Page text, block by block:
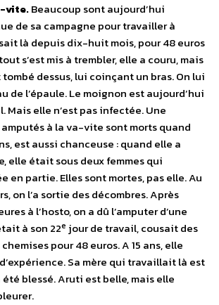
vite.Beaucoup sont aujourd’hui
de sa campagne pour travailler à
là depuis dix-huit mois, pour 48 euros
s’est mis à trembler, elle a couru, mais
dessus, lui coinçant un bras. On lui
de l’épaule. Le moignon est aujourd’hui
Mais elle n’est pas infectée. Une
amputés à la va-vite sont morts quand
est aussi chanceuse : quand elle a
elle était sous deux femmes qui
en partie. Elles sont mortes, pas elle. Au
on l’a sortie des décombres. Après
à l’hosto, on a dû l’amputer d’une
à son 22e jour de travail, cousait des
pour 48 euros. A 15 ans, elle
Sa mère qui travaillait là est
été blessé. Aruti est belle, mais elle